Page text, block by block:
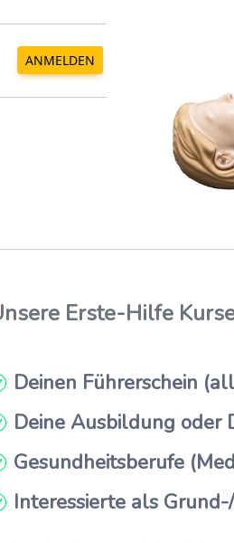
ANMELDEN
Erste-Hilfe
Deinen Führerschein (
Deine Ausbildung oder
Gesundheitsberufe
Interessierte als